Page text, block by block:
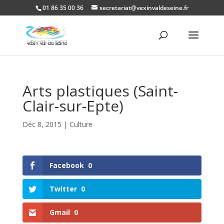
01 86 35 00 36 secretariat@vexinvaldeseine.fr
Arts plastiques (Saint-
Clair-sur-Epte)
Déc 8, 2015 | Culture
Facebook 0
Twitter 0
Gmail 0